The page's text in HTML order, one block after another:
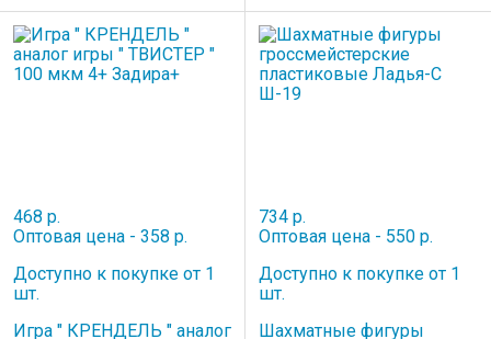
468 р.
Оптовая цена - 358 р.
Доступно к покупке от 1
шт.
Игра " КРЕНДЕЛЬ " аналог
734 р.
Оптовая цена - 550 р.
Доступно к покупке от 1
шт.
Шахматные фигуры